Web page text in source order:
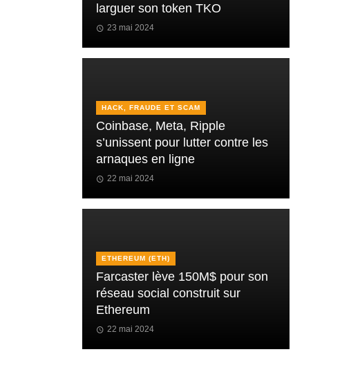
larguer son token TKO
23 mai 2024
HACK, FRAUDE ET SCAM
Coinbase, Meta, Ripple
s’unissent pour lutter contre les
arnaques en ligne
22 mai 2024
ETHEREUM (ETH)
Farcaster lève 150M$ pour son
réseau social construit sur
Ethereum
22 mai 2024